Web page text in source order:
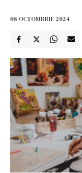
08 OCTOMBRIE 2024